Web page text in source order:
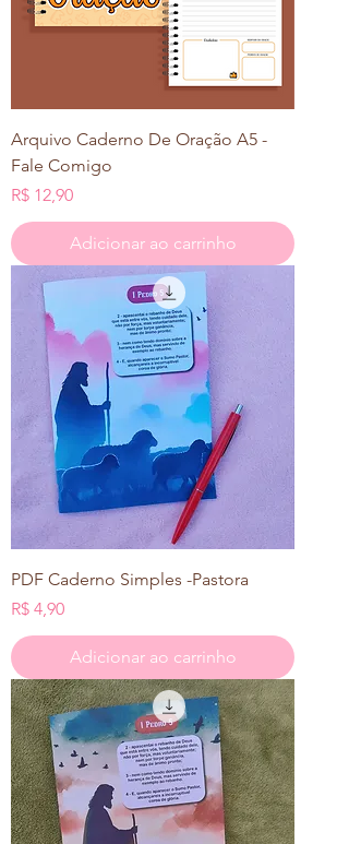
Arquivo Caderno De Oração A5 -
Fale Comigo
Preço
R$ 12,90
Adicionar ao carrinho
PDF Caderno Simples -Pastora
Preço
R$ 4,90
Adicionar ao carrinho